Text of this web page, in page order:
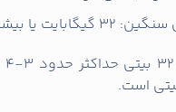
یا بیشتر.